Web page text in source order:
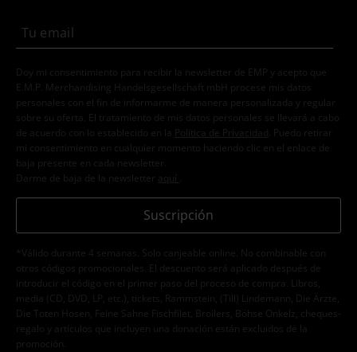
Doy mi consentimiento para recibir la newsletter de EMP y acepto que
E.M.P. Merchandising Handelsgesellschaft mbH procese mis datos
personales con el fin de informarme de manera personalizada y regular
sobre su oferta. El tratamiento de mis datos personales se llevará a cabo
de acuerdo con lo establecido en la
Política de Privacidad . Puedo retirar
mi consentimiento en cualquier momento haciendo clic en el enlace de
baja presente en cada newsletter.
Darme de baja de la newsletter
aquí
Suscripción
*Válido durante 4 semanas. Solo canjeable online. No combinable con
otros códigos promocionales. El descuento será aplicado después de
introducir el código en el primer paso del proceso de compra. Libros,
media (CD, DVD, LP, etc.), tickets, Rammstein, (Till) Lindemann, Die Ärzte,
Die Toten Hosen, Feine Sahne Fischfilet, Broilers, Böhse Onkelz, cheques-
regalo y artículos que incluyen una donación están excluidos de la
promoción.